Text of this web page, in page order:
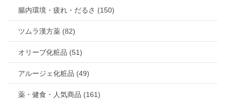
腸内環境・疲れ・だるさ (150)
ツムラ漢方薬 (82)
オリーブ化粧品 (51)
アルージェ化粧品 (49)
薬・健食・人気商品 (161)